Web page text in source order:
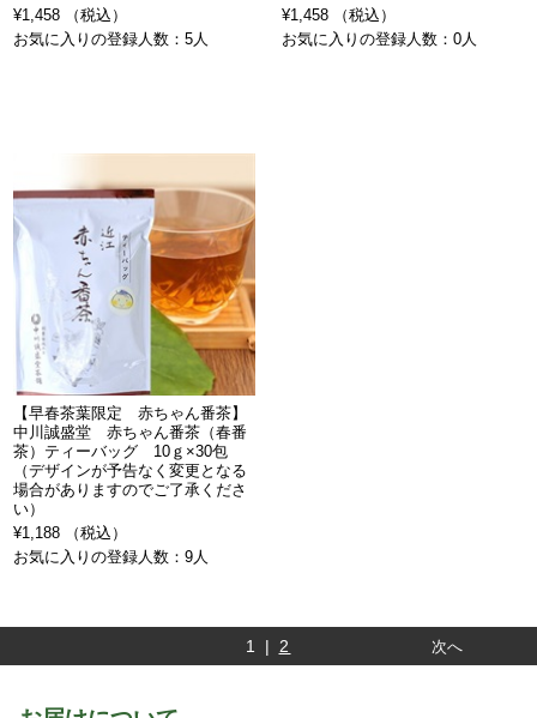
¥1,458 （税込）
お気に入りの登録人数：5人
¥1,458 （税込）
お気に入りの登録人数：0人
【早春茶葉限定 赤ちゃん番茶】
中川誠盛堂 赤ちゃん番茶（春番
茶）ティーバッグ 10ｇ×30包
（デザインが予告なく変更となる
場合がありますのでご了承くださ
い）
¥1,188 （税込）
お気に入りの登録人数：9人
1 | 2 次へ